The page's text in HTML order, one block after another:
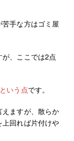
手な方はゴミ屋
、ここでは2点
いう点です。
ますが、散らか
回れば片付けや